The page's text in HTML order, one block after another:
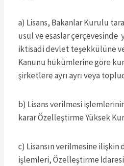
a) Lisans, Bakanlar Kurulu
usul ve esaslar çerçevesinde
iktisadi devlet teşekkülüne
Kanunu hükümlerine göre
şirketlere ayrı ayrı veya
b) Lisans verilmesi
karar Özelleştirme Yüksek
c) Lisansın verilmesine ilişkin
işlemleri, Özelleştirme İdaresi